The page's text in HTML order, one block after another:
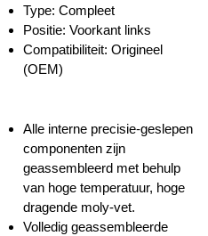
Type: Compleet
Positie: Voorkant links
Compatibiliteit: Origineel
(OEM)
Alle interne precisie-geslepen
componenten zijn
geassembleerd met behulp
van hoge temperatuur, hoge
dragende moly-vet.
Volledig geassembleerde